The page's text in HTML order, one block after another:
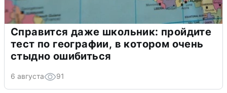
Справится даже школьник: пройдите
тест по географии, в котором очень
стыдно ошибиться
6 августа 91